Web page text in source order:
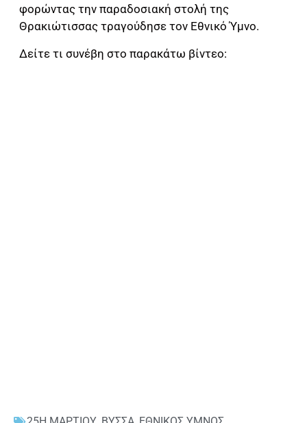
φορώντας την παραδοσιακή στολή της
Θρακιώτισσας τραγούδησε τον Εθνικό Ύμνο.
Δείτε τι συνέβη στο παρακάτω βίντεο: